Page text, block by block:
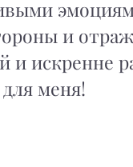
и
и искренне
меня!